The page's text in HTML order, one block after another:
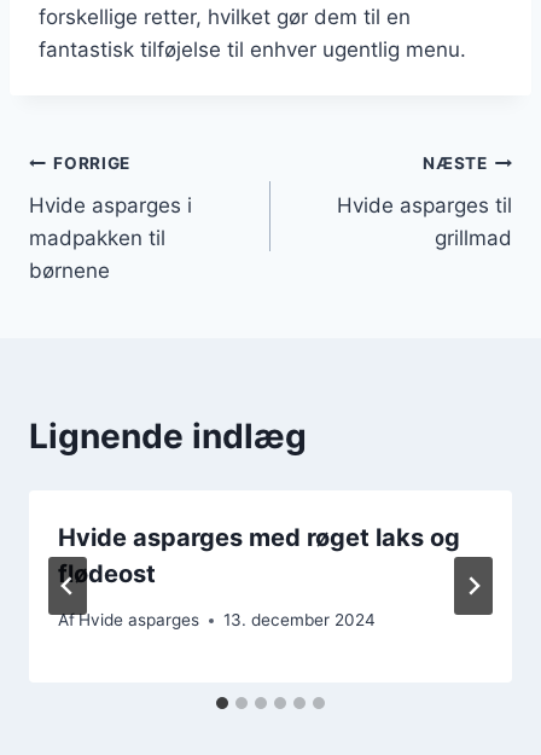
forskellige retter, hvilket gør dem til en
fantastisk tilføjelse til enhver ugentlig menu.
Indlægsnavigation
FORRIGE
Hvide asparges i
madpakken til
børnene
NÆSTE
Hvide asparges til
grillmad
Lignende indlæg
Hvide asparges med røget laks og
flødeost
AfHvide asparges 13. december 2024